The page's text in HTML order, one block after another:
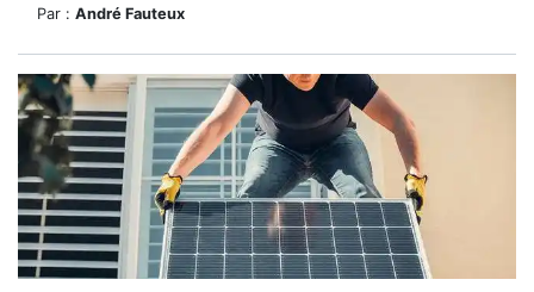
Par : André Fauteux